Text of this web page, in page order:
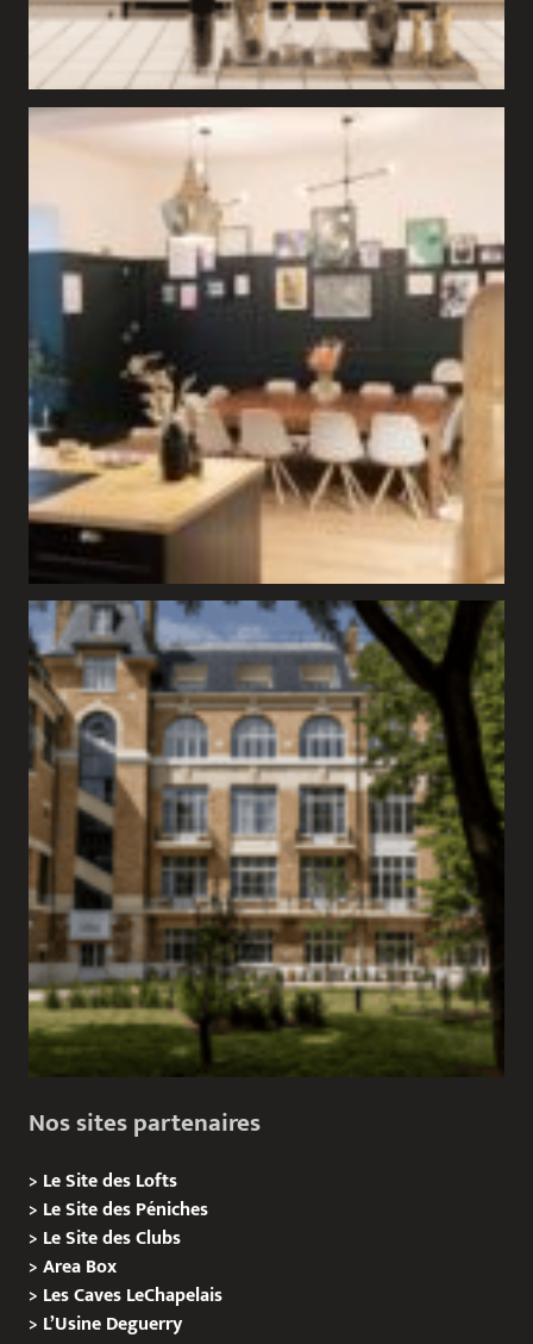
Nos sites partenaires
> Le Site des Lofts
> Le Site des Péniches
> Le Site des Clubs
>Area Box
> Les Caves LeChapelais
> L’Usine Deguerry